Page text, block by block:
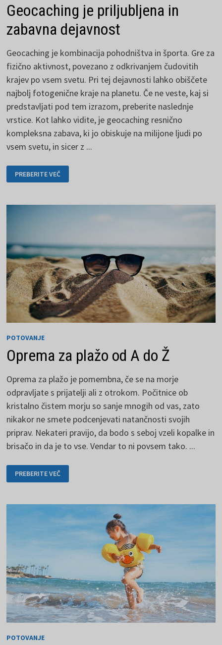
Geocaching je priljubljena in
zabavna dejavnost
Geocaching je kombinacija pohodništva in športa. Gre za
fizično aktivnost, povezano z odkrivanjem čudovitih
krajev po vsem svetu. Pri tej dejavnosti lahko obiščete
najbolj fotogenične kraje na planetu. Če ne veste, kaj si
predstavljati pod tem izrazom, preberite naslednje
vrstice. Kot lahko vidite, je geocaching resnično
kompleksna zabava, ki jo obiskuje na milijone ljudi po
vsem svetu, in sicer z ...
JE
PRILJUBLJENA
DEJAVNOST
PREBERITE VEČ
POTOVANJE
Oprema za plažo od A do Ž
Oprema za plažo je pomembna, če se na morje
odpravljate s prijatelji ali z otrokom. Počitnice ob
kristalno čistem morju so sanje mnogih od vas, zato
nikakor ne smete podcenjevati natančnosti svojih
priprav. Nekateri pravijo, da bodo s seboj vzeli kopalke in
brisačo in da je to vse. Vendar to ni povsem tako. ...
ZA
PLAŽO
DO
PREBERITE VEČ
POTOVANJE